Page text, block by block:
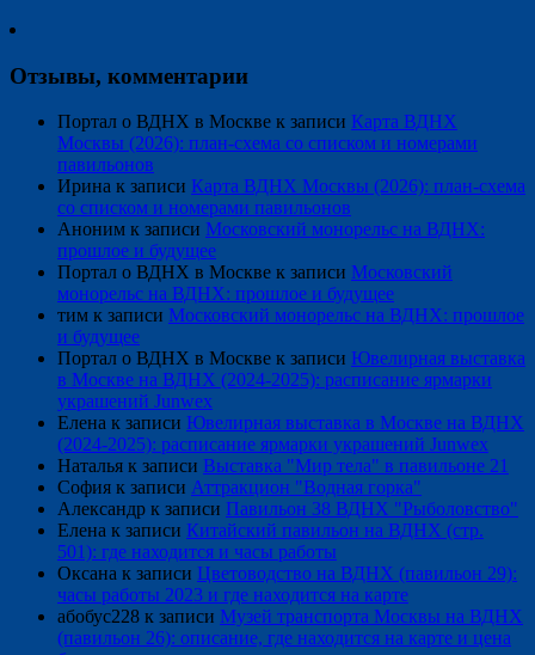
Отзывы, комментарии
Портал о ВДНХ в Москве к записи Карта ВДНХ
Москвы (2026): план-схема со списком и номерами
павильонов
Ирина к записи Карта ВДНХ Москвы (2026): план-схема
со списком и номерами павильонов
Аноним к записи Московский монорельс на ВДНХ:
прошлое и будущее
Портал о ВДНХ в Москве к записи Московский
монорельс на ВДНХ: прошлое и будущее
тим к записи Московский монорельс на ВДНХ: прошлое
и будущее
Портал о ВДНХ в Москве к записи Ювелирная выставка
в Москве на ВДНХ (2024-2025): расписание ярмарки
украшений Junwex
Елена к записи Ювелирная выставка в Москве на ВДНХ
(2024-2025): расписание ярмарки украшений Junwex
Наталья к записи Выставка "Мир тела" в павильоне 21
София к записи Аттракцион "Водная горка"
Александр к записи Павильон 38 ВДНХ "Рыболовство"
Елена к записи Китайский павильон на ВДНХ (стр.
501): где находится и часы работы
Оксана к записи Цветоводство на ВДНХ (павильон 29):
часы работы 2023 и где находится на карте
абобус228 к записи Музей транспорта Москвы на ВДНХ
(павильон 26): описание, где находится на карте и цена